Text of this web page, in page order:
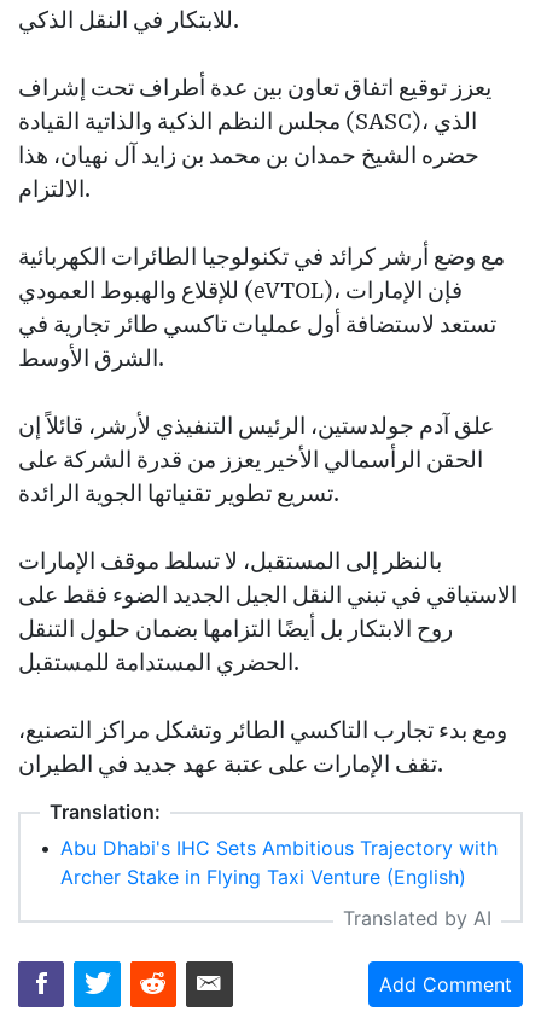
للابتكار في النقل الذكي.
يعزز توقيع اتفاق تعاون بين عدة أطراف تحت إشراف
مجلس النظم الذكية والذاتية القيادة (SASC)، الذي
حضره الشيخ حمدان بن محمد بن زايد آل نهيان، هذا
الالتزام.
مع وضع أرشر كرائد في تكنولوجيا الطائرات الكهربائية
للإقلاع والهبوط العمودي (eVTOL)، فإن الإمارات
تستعد لاستضافة أول عمليات تاكسي طائر تجارية في
الشرق الأوسط.
علق آدم جولدستين، الرئيس التنفيذي لأرشر، قائلاً إن
الحقن الرأسمالي الأخير يعزز من قدرة الشركة على
تسريع تطوير تقنياتها الجوية الرائدة.
بالنظر إلى المستقبل، لا تسلط موقف الإمارات
الاستباقي في تبني النقل الجيل الجديد الضوء فقط على
روح الابتكار بل أيضًا التزامها بضمان حلول التنقل
الحضري المستدامة للمستقبل.
ومع بدء تجارب التاكسي الطائر وتشكل مراكز التصنيع،
تقف الإمارات على عتبة عهد جديد في الطيران.
Translation:
• Abu Dhabi's IHC Sets Ambitious Trajectory with
Archer Stake in Flying Taxi Venture (English)
Translated by AI
Add Comment